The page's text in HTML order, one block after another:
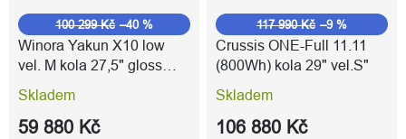
100 299 Kč –40 %
Winora Yakun X10 low
vel. M kola 27,5" gloss
Skladem
59 880 Kč
117 990 Kč –9 %
Crussis ONE-Full 11.11
(800Wh) kola 29" vel.S"
Skladem
106 880 Kč